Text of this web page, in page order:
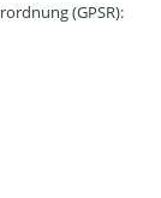
(GPSR):